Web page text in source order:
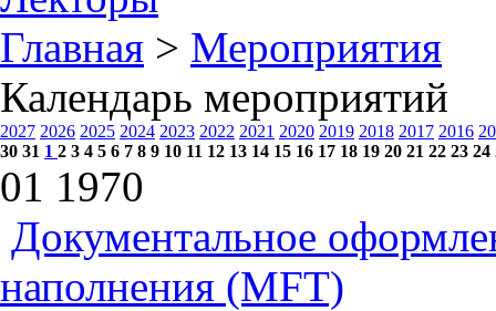
Главная > Мероприятия
Календарь мероприятий
2027 2026 2025 2024 2023 2022 2021 2020 2019 2018 2017 2016
30 31 1 2 3 4 5 6 7 8 9 10 11 12 13 14 15 16 17 18 19 20 21 22 23 24
01 1970
Документальное
наполнения (MFT)